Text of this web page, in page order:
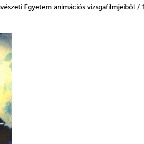
Egyetem animációs vizsgafilmjeiből / 1